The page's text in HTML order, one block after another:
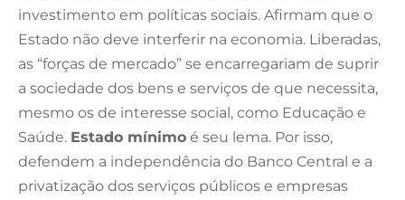
investimento em políticas sociais. Afirmam que o
Estado não deve interferir na economia. Liberadas,
as “forças de mercado” se encarregariam de suprir
a sociedade dos bens e serviços de que necessita,
mesmo os de interesse social, como Educação e
Saúde. Estado mínimo é seu lema. Por isso,
defendem a independência do Banco Central e a
privatização dos serviços públicos e empresas